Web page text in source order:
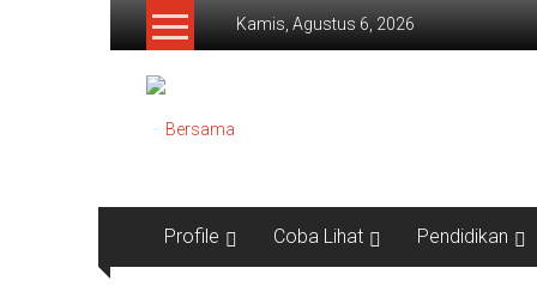
Lompat ke konten
Kamis, Agustus 6, 2026
Bersama
Satrio Datuak
Profile Coba Lihat Pendidikan